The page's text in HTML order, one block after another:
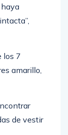
los 7
amarillo,
de vestir